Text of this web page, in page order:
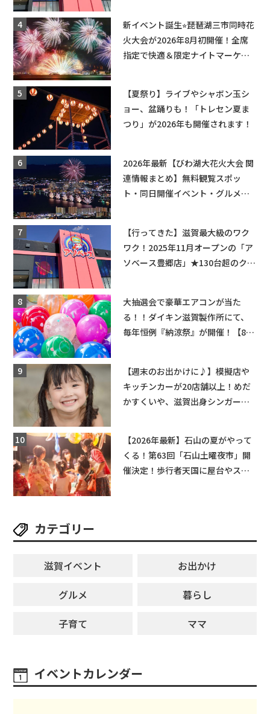
新イベント誕生⭐︎琵琶湖三市同時花
火大会が2026年8月初開催！全席
指定で快適＆限定ナイトマーケッ
【夏祭り】ライブやシャボン玉シ
ョー、盆踊りも！「トレセン夏ま
つり」が2026年も開催されます！
2026年最新【びわ湖大花火大会 関
連情報まとめ】無料観覧スポッ
ト・同日開催イベント・グルメマ
【行ってきた】滋賀最大級のワク
ワク！2025年11月オープンの「ア
ソベース豊郷店」★130台超のクレ
大抽選会で豪華エアコンが当た
る！！ダイキン滋賀製作所にて、
毎年恒例『納涼祭』が開催！【8月
【週末のお出かけに♪】模擬店や
キッチンカーが20店舗以上！めだ
かすくいや、滋賀出身シンガーソ
【2026年最新】石山の夏がやって
くる！第63回「石山土曜夜市」開
催決定！歩行者天国に屋台やステ
カテゴリー
滋賀イベント
お出かけ
グルメ
暮らし
子育て
ママ
イベントカレンダー